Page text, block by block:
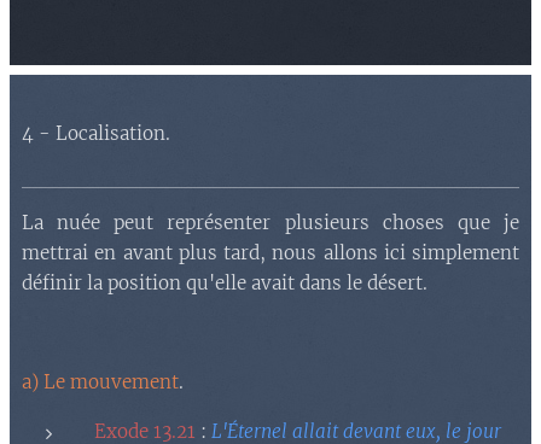
4 - Localisation.
La nuée peut représenter plusieurs choses que je
mettrai en avant plus tard, nous allons ici simplement
définir la position qu'elle avait dans le désert.
a) Le mouvement.
Exode 13.21 : L'Éternel allait devant eux, le jour